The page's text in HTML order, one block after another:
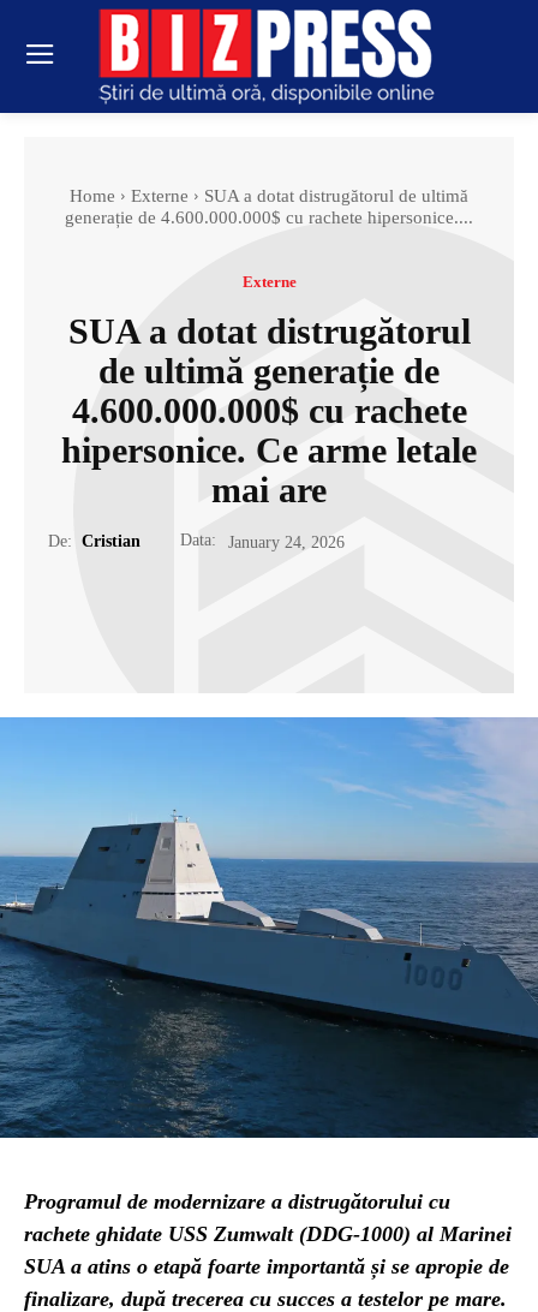
Home Externe
SUA a dotat distrugătorul de ultimă
generație de 4.600.000.000$ cu rachete hipersonice....
Externe
SUA a dotat distrugătorul
de ultimă generație de
4.600.000.000$ cu rachete
hipersonice. Ce arme letale
mai are
De: Cristian Data: January 24, 2026
Programul de modernizare a distrugătorului cu
rachete ghidate USS Zumwalt (DDG-1000) al Marinei
SUA a atins o etapă foarte importantă și se apropie de
finalizare, după trecerea cu succes a testelor pe mare.